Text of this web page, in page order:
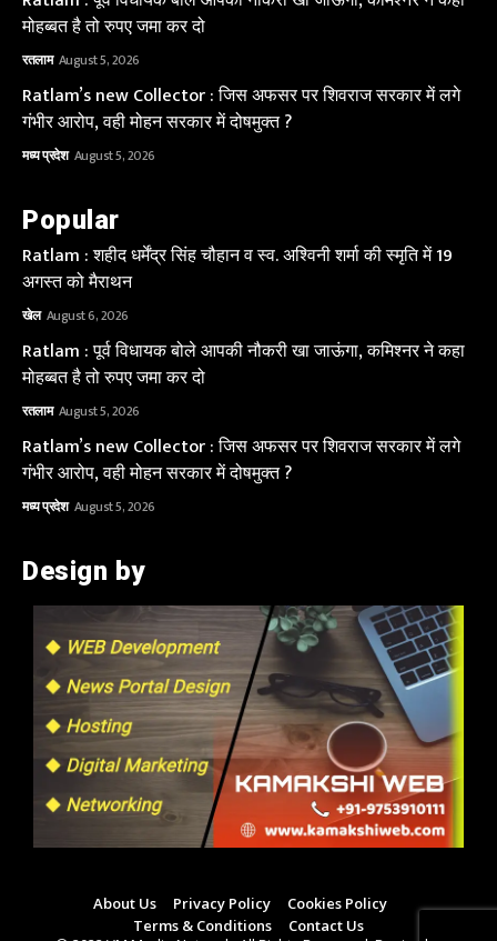
मोहब्बत है तो रुपए जमा कर दो
रतलाम August 5, 2026
Ratlam’s new Collector : जिस अफसर पर शिवराज सरकार में लगे
गंभीर आरोप, वही मोहन सरकार में दोषमुक्त ?
मध्य प्रदेश August 5, 2026
Popular
Ratlam : शहीद धर्मेंद्र सिंह चौहान व स्व. अश्विनी शर्मा की स्मृति में 19
अगस्त को मैराथन
खेल August 6, 2026
Ratlam : पूर्व विधायक बोले आपकी नौकरी खा जाऊंगा, कमिश्नर ने कहा
मोहब्बत है तो रुपए जमा कर दो
रतलाम August 5, 2026
Ratlam’s new Collector : जिस अफसर पर शिवराज सरकार में लगे
गंभीर आरोप, वही मोहन सरकार में दोषमुक्त ?
मध्य प्रदेश August 5, 2026
Design by
About Us Privacy Policy
Cookies Policy
Terms & Conditions
Contact Us